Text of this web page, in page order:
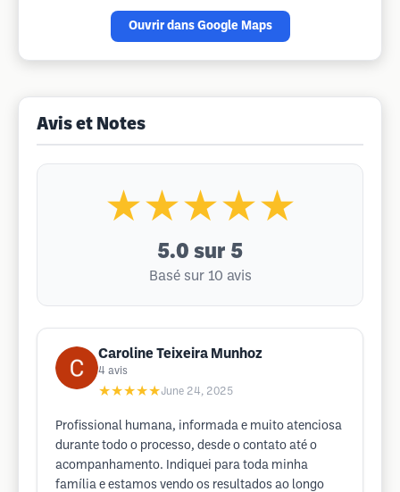
Ouvrir dans Google Maps
Avis et Notes
★★★★★
5.0 sur 5
Basé sur 10 avis
Caroline Teixeira Munhoz
4 avis
★★★★★June 24, 2025
Profissional humana, informada e muito atenciosa
durante todo o processo, desde o contato até o
acompanhamento. Indiquei para toda minha
família e estamos vendo os resultados ao longo